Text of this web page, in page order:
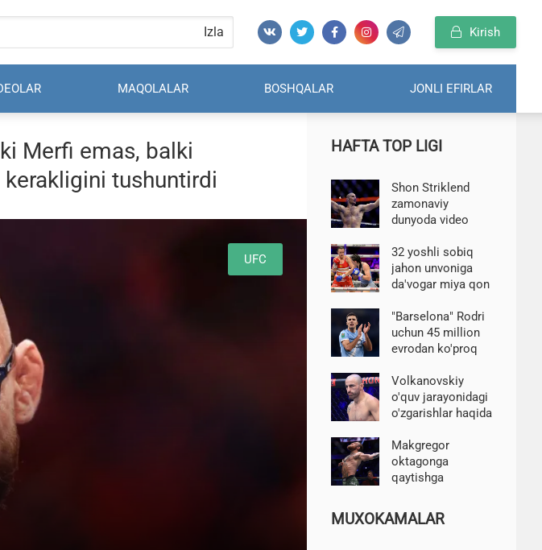
Izla Kirish
MAQOLALAR BOSHQALAR JONLI EFIRLAR
Merfi emas, balki
tushuntirdi
UFC
HAFTA TOP LIGI
Shon Striklend
zamonaviy
dunyoda video
zo'ravonlikka
ta'siri haqida
gapirdi
32 yoshli sobiq
jahon unvoniga
da'vogar miya qon
operatsiya qilindi
"Barselona" Rodri
uchun 45 million
evrodan ko'proq
tayyor va
kelishuvga amin —
Romano
Volkanovskiy
o'quv jarayonidagi
o'zgarishlar haqida
Makgregor
oktagonga
qaytishga
ko'rishni
boshlaganini e'lon
MUXOKAMALAR